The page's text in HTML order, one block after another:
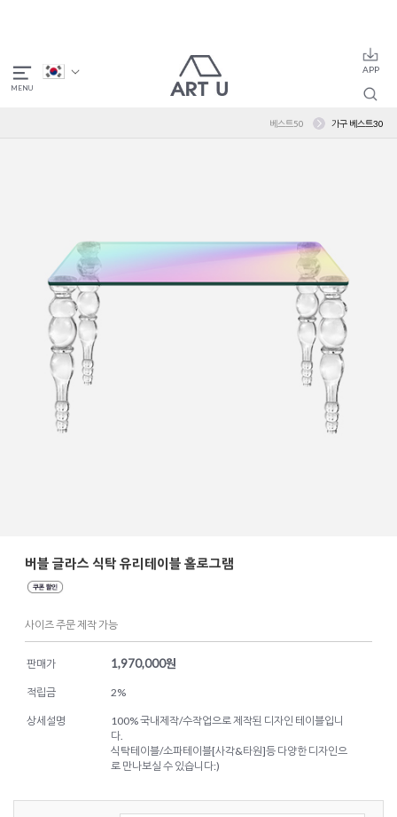
베스트50 가구 베스트30
버블 글라스 식탁 유리테이블 홀로그램
사이즈 주문 제작 가능
판매가 1,970,000원
적립금 2%
상세설명
100% 국내제작/수작업으로 제작된 디자인 테이블입니
다.
식탁테이블/소파테이블[사각&타원]등 다양한 디자인으
로 만나보실 수 있습니다:)